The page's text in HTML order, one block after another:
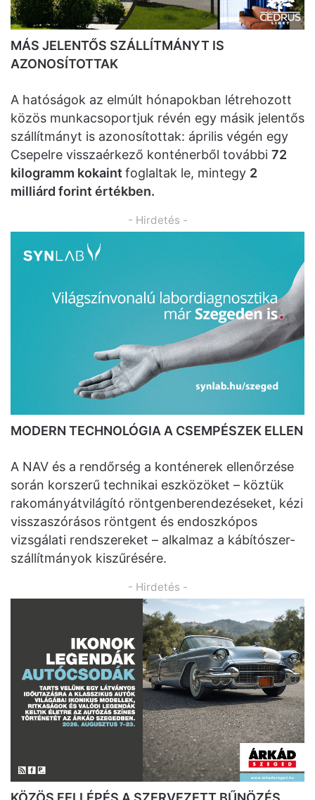
MÁS JELENTŐS SZÁLLÍTMÁNYT IS
AZONOSÍTOTTAK
A hatóságok az elmúlt hónapokban létrehozott
közös munkacsoportjuk révén egy másik jelentős
szállítmányt is azonosítottak: április végén egy
Csepelre visszaérkező konténerből további 72
kilogramm kokaint foglaltak le, mintegy 2
milliárd forint értékben.
- Hirdetés -
MODERN TECHNOLÓGIA A CSEMPÉSZEK ELLEN
A NAV és a rendőrség a konténerek ellenőrzése
során korszerű technikai eszközöket – köztük
rakományátvilágító röntgenberendezéseket, kézi
visszaszórásos röntgent és endoszkópos
vizsgálati rendszereket – alkalmaz a kábítószer-
szállítmányok kiszűrésére.
- Hirdetés -